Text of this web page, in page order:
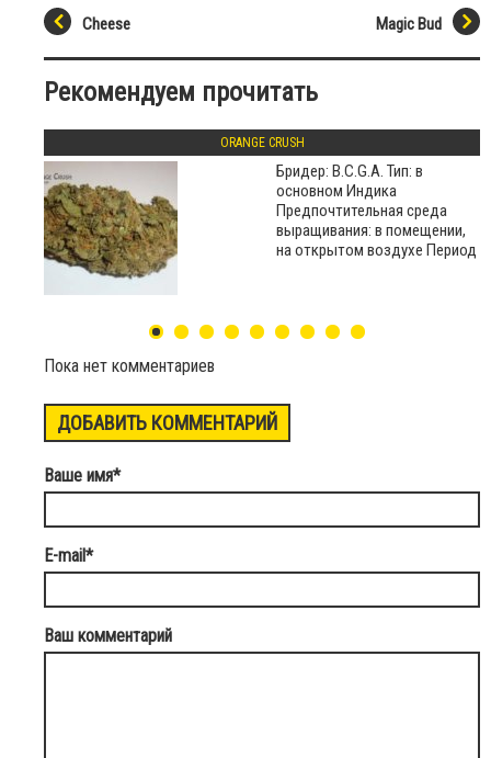
Magic Bud
Cheese
Рекомендуем прочитать
ORANGE CRUSH
Бридер: B.C.G.A. Тип: в
основном Индика
Предпочтительная среда
выращивания: в помещении,
на открытом воздухе Период
Пока нет комментариев
ДОБАВИТЬ КОММЕНТАРИЙ
Ваше имя*
E-mail*
Ваш комментарий